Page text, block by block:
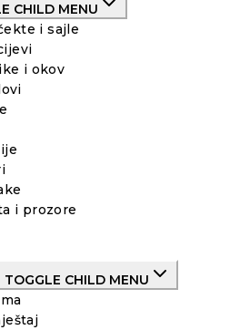
CHILD MENU
i sajle
i okov
i prozore
TOGGLE CHILD MENU